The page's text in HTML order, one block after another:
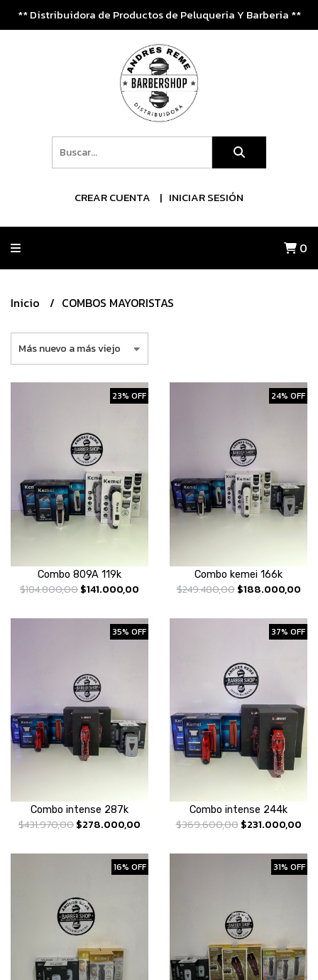
** Distribuidora de Productos de Peluqueria Y Barberia **
CREAR CUENTA INICIAR SESIÓN
0
Inicio COMBOS MAYORISTAS
23% OFF
Combo 809A 119k
$184.800,00$141.000,00
24% OFF
Combo kemei 166k
$249.480,00$188.000,00
35% OFF
Combo intense 287k
$431.970,00$278.000,00
37% OFF
Combo intense 244k
$369.600,00$231.000,00
16% OFF 31% OFF